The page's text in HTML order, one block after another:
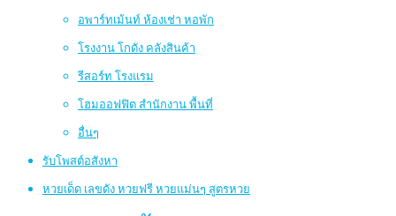
อพาร์ทเม้นท์ ห้องเช่า หอพัก
โรงงาน โกดัง คลังสินค้า
รีสอร์ท โรงแรม
โฮมออฟฟิต สำนักงาน พื้นที่
อื่นๆ
รับโพสต์อสังหา
หวยเด็ด เลขดัง หวยฟรี หวยแม่นๆ สูตรหวย